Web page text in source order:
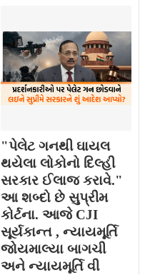
"પેલેટ ગનથી ઘાયલ
થયેલા લોકોનો દિલ્હી
સરકાર ઈલાજ કરાવે."
આ શબ્દો છે સુપ્રીમ
કોર્ટના. આજે CJI
સૂર્યકાન્ત , ન્યાયમૂર્તિ
જોયમાલ્યા બાગચી
અને ન્યાયમૂર્તિ વી